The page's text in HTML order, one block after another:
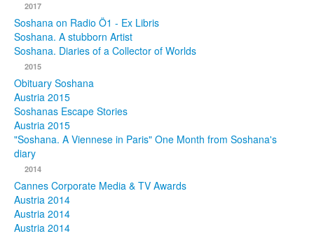
Press
Museums
2017
Soshana on Radio Ö1 - Ex Libris
Soshana. A stubborn Artist
Soshana. Diaries of a Collector of Worlds
2015
Obituary Soshana
Austria 2015
Soshanas Escape Stories
Austria 2015
"Soshana. A Viennese in Paris" One Month from Soshana's
diary
2014
Cannes Corporate Media & TV Awards
Austria 2014
Austria 2014
Austria 2014